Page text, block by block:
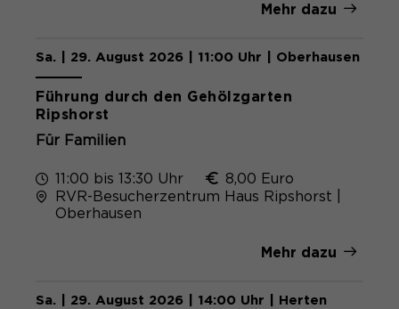
Mehr dazu
Sa. | 29. August 2026 | 11:00 Uhr | Oberhausen
Führung durch den Gehölzgarten
Ripshorst
Für Familien
11:00 bis 13:30 Uhr
8,00 Euro
RVR-Besucherzentrum Haus Ripshorst |
Oberhausen
Mehr dazu
Sa. | 29. August 2026 | 14:00 Uhr | Herten